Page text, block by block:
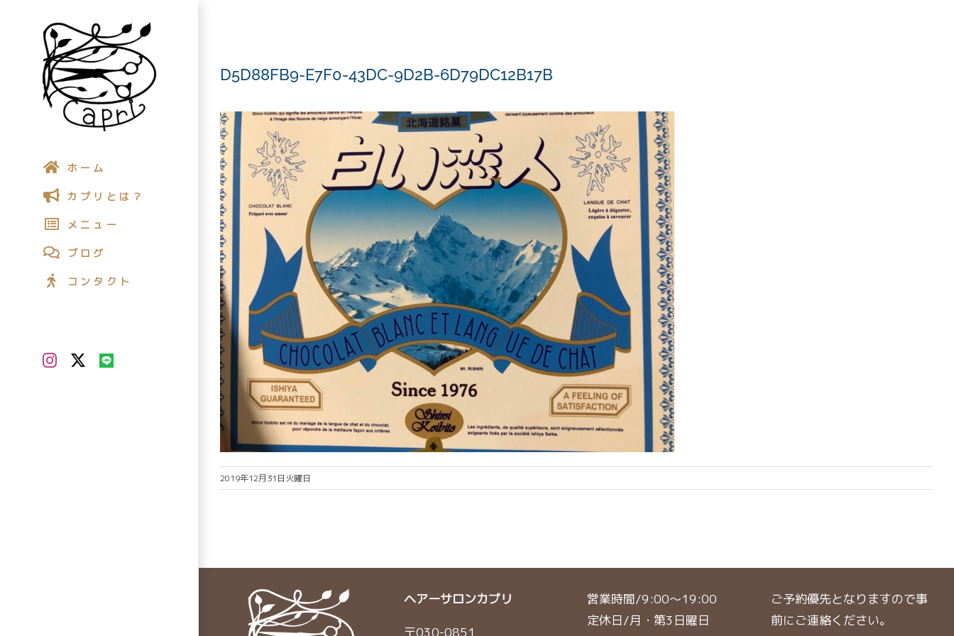
content
ホーム
カプリとは？
メニュー
ブログ
コンタクト
InstagramLINE
D5D88FB9-E7F0-43DC-9D2B-6D79DC12B17B
2019年12月31日火曜日
ヘアーサロンカプリ
〒030-0851
営業時間/9:00〜19:00
定休日/月・第3日曜日
ご予約優先となりますので事
前にご連絡ください。